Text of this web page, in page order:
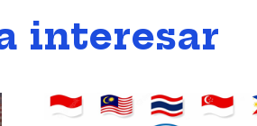
interesar